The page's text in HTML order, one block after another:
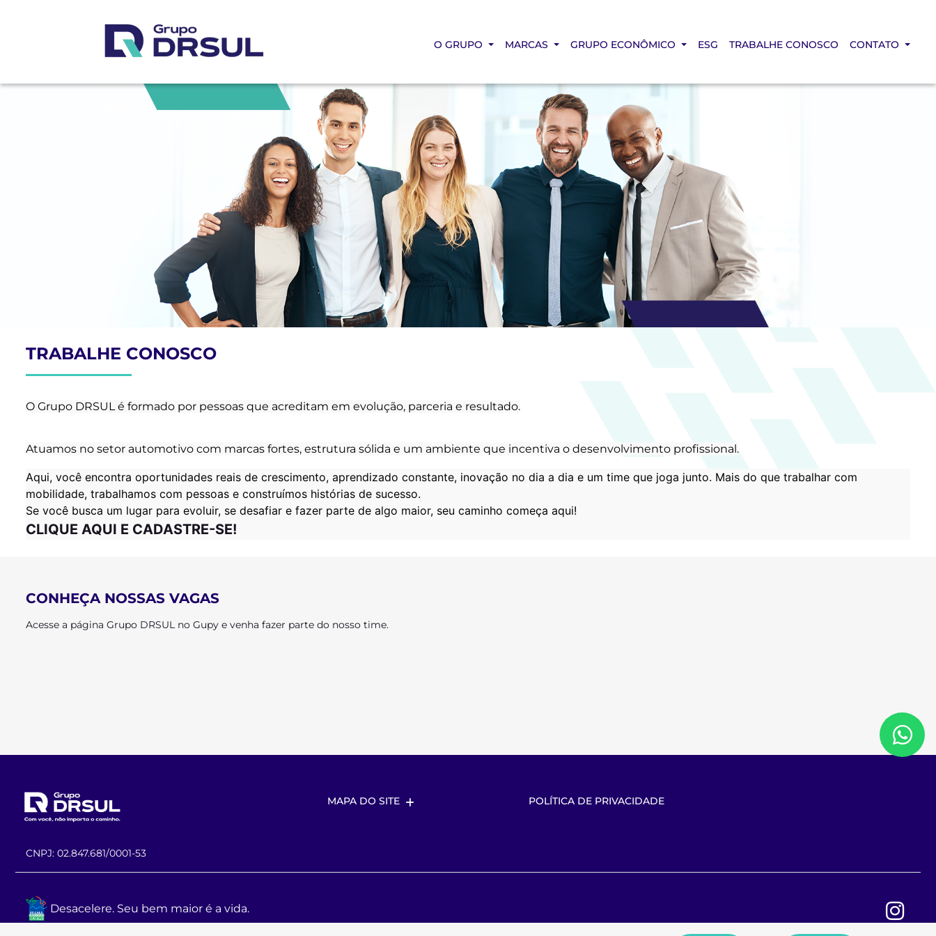
O GRUPO MARCAS GRUPO ECONÔMICO ESG TRABALHE CONOSCO CONTATO
TRABALHE CONOSCO
O Grupo DRSUL é formado por pessoas que acreditam em evolução, parceria e resultado.
Atuamos no setor automotivo com marcas fortes, estrutura sólida e um ambiente que incentiva o desenvolvimento profissional.
Aqui, você encontra oportunidades reais de crescimento, aprendizado constante, inovação no dia a dia e um time que joga junto. Mais do que trabalhar com
mobilidade, trabalhamos com pessoas e construímos histórias de sucesso.
Se você busca um lugar para evoluir, se desafiar e fazer parte de algo maior, seu caminho começa aqui!
CLIQUE AQUI E CADASTRE-SE!
CONHEÇA NOSSAS VAGAS
Acesse a página Grupo DRSUL no Gupy e venha fazer parte do nosso time.
MAPA DO SITE POLÍTICA DE PRIVACIDADE
CNPJ: 02.847.681/0001-53
Desacelere. Seu bem maior é a vida.